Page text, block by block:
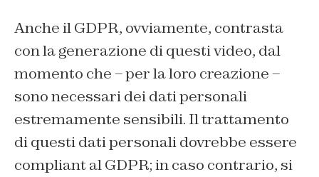
Anche il GDPR, ovviamente, contrasta
con la generazione di questi video, dal
momento che – per la loro creazione –
sono necessari dei dati personali
estremamente sensibili. Il trattamento
di questi dati personali dovrebbe essere
compliant al GDPR; in caso contrario, si